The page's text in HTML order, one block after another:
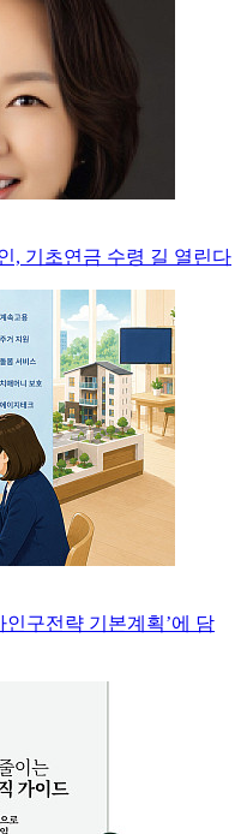
, 기초연금 수령 길 열린다
인구전략 기본계획’에 담